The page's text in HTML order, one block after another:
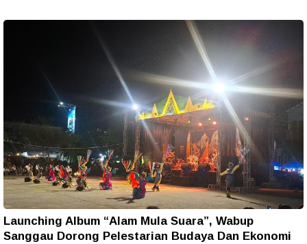
Launching Album “Alam Mula Suara”, Wabup
Sanggau Dorong Pelestarian Budaya Dan Ekonomi